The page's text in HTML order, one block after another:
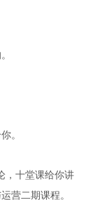
。
，十堂课给你讲
营二期课程。